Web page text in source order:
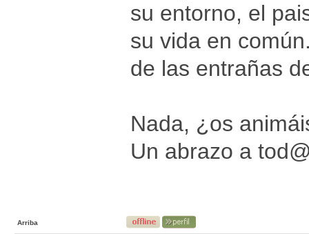
su entorno, el
su vida en
de las entrañas
Nada, ¿os
Un abrazo a
Arriba